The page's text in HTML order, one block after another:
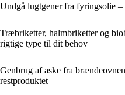
Undgå lugtgener fra fyringsolie
Træbriketter, halmbriketter og
rigtige type til dit behov
Genbrug af aske fra
restproduktet